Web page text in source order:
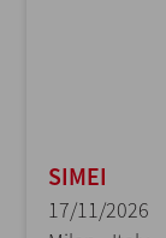
SIMEI
17/11/2026